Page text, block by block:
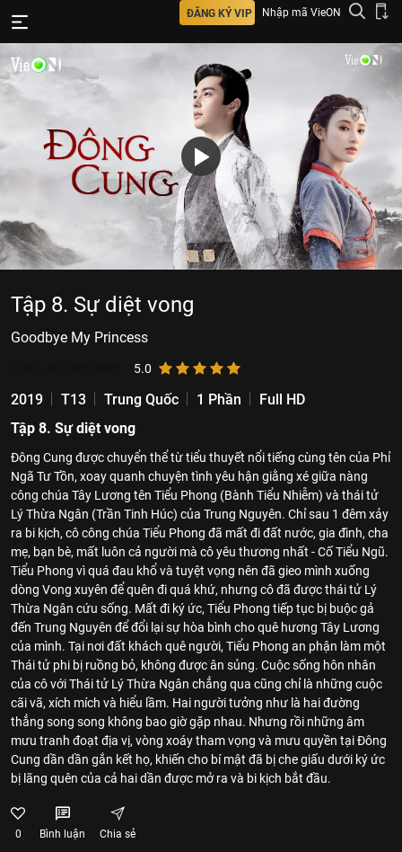
ĐĂNG KÝ VIP Nhập mã VieON
Tập 8. Sự diệt vong
Goodbye My Princess
5.0
2019 T13 Trung Quốc 1 Phần
Full HD
Tập 8. Sự diệt vong
Đông Cung được chuyển thể từ tiểu thuyết nổi tiếng cùng tên của Phỉ
Ngã Tư Tồn, xoay quanh chuyện tình yêu hận giằng xé giữa nàng
công chúa Tây Lương tên Tiểu Phong (Bành Tiểu Nhiễm) và thái tử
Lý Thừa Ngân (Trần Tinh Húc) của Trung Nguyên. Chỉ sau 1 đêm xảy
ra bi kịch, cô công chúa Tiểu Phong đã mất đi đất nước, gia đình, cha
mẹ, bạn bè, mất luôn cả người mà cô yêu thương nhất - Cố Tiểu Ngũ.
Tiểu Phong vì quá đau khổ và tuyệt vọng nên đã gieo mình xuống
dòng Vong xuyên để quên đi quá khứ, nhưng cô đã được thái tử Lý
Thừa Ngân cứu sống. Mất đi ký ức, Tiểu Phong tiếp tục bị buộc gả
đến Trung Nguyên để đổi lại sự hòa bình cho quê hương Tây Lương
của mình. Tại nơi đất khách quê người, Tiểu Phong an phận làm một
Thái tử phi bị ruồng bỏ, không được ân sủng. Cuộc sống hôn nhân
của cô với Thái tử Lý Thừa Ngân chẳng qua cũng chỉ là những cuộc
cãi vã, xích mích và hiểu lầm. Hai người tưởng như là hai đường
thẳng song song không bao giờ gặp nhau. Nhưng rồi những âm
mưu tranh đoạt địa vị, vòng xoáy tham vọng và mưu quyền tại Đông
Cung dần dần gắn kết họ, khiến cho bí mật đã bị che giấu dưới ký ức
bị lãng quên của cả hai dần được mở ra và bi kịch bắt đầu.
0 Bình luận Chia sẻ